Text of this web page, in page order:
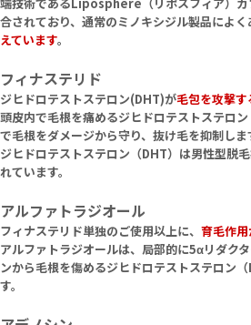
合されており、通常のミノキシジル製品によく
えています。
フィナステリド
ジヒドロテストステロン(DHT)が毛包を攻撃
頭皮内で毛根を痛めるジヒドロテストステロ
で毛根をダメージから守り、抜け毛を抑制しま
ジヒドロテストステロン（DHT）は男性型脱
れています。
アルファトラジオール
フィナステリド単独のご使用以上に、 育毛作
アルファトラジオールは、局部的に5αリダク
ンから毛根を傷めるジヒドロテストステロン
す。